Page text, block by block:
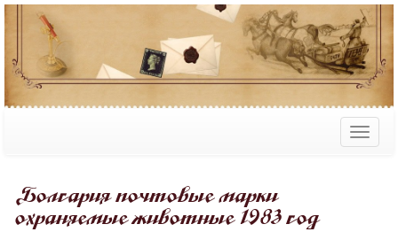
Болгария почтовые марки
охраняемые животные 1983 год